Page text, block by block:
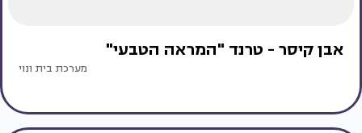
אבן קיסר - טרנד "המראה הטבעי"
מערכת בית ונוי